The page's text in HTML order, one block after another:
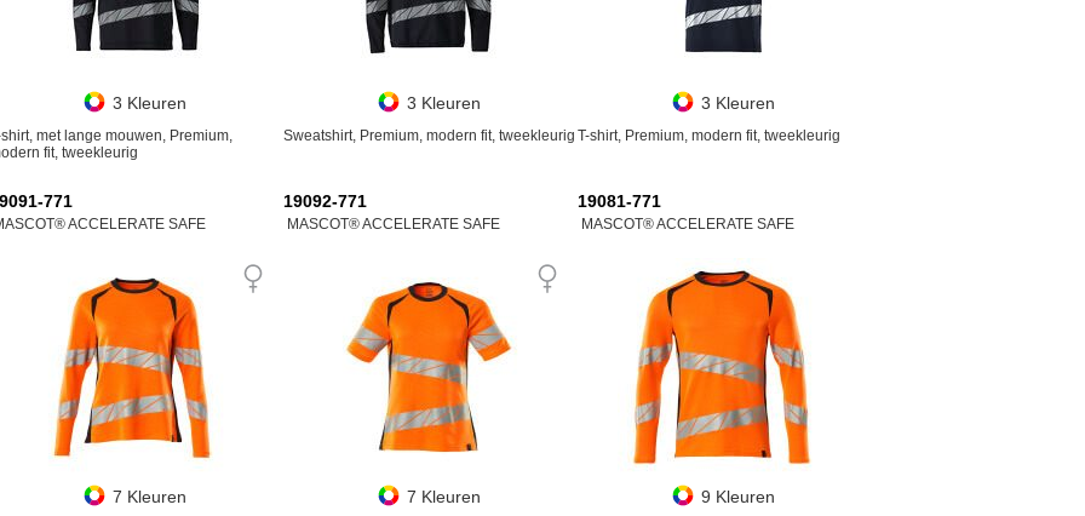
3 Kleuren
shirt, met lange mouwen, Premium,
fit, tweekleurig
3 Kleuren
Sweatshirt, Premium, modern fit, tweekleurig
3 Kleuren
T-shirt, Premium, modern fit, tweekleurig
771
ACCELERATE SAFE
7 Kleuren
19092-771
MASCOT® ACCELERATE SAFE
7 Kleuren
19081-771
MASCOT® ACCELERATE SAFE
9 Kleuren